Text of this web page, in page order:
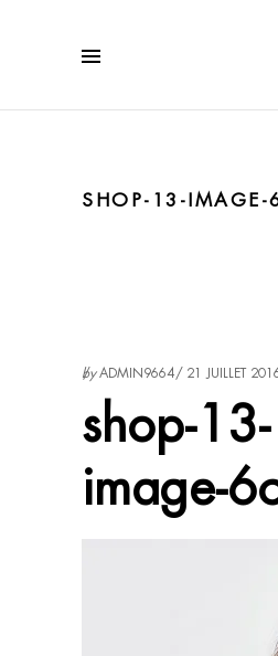
SHOP-13-IMAGE-
byADMIN9664 21 JUILLET
shop-13-
image-